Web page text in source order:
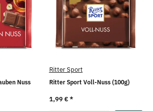
Nuss
Ritter Sport
Ritter Sport Voll-Nuss (100g)
1,99 €*